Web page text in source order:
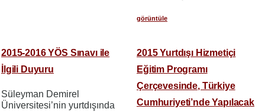
görüntüle
2015-2016 YÖS Sınavı ile
İlgili Duyuru
Süleyman Demirel
Üniversitesi’nin yurtdışında
2015 Yurtdışı Hizmetiçi
Eğitim Programı
Çerçevesinde, Türkiye
Cumhuriyeti’nde Yapılacak